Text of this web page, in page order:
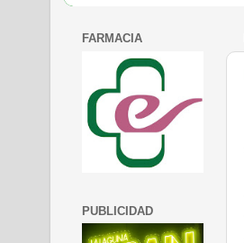
FARMACIA
PUBLICIDAD